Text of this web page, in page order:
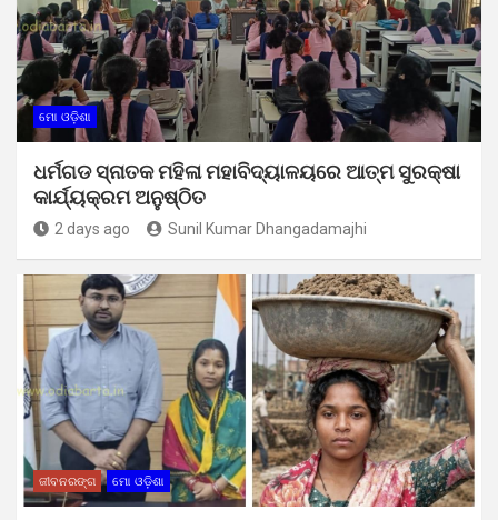
ମୋ ଓଡ଼ିଶା
ଧର୍ମଗଡ ସ୍ନାତକ ମହିଳା ମହାବିଦ୍ୟାଳୟରେ ଆତ୍ମ ସୁରକ୍ଷା
କାର୍ଯ୍ୟକ୍ରମ ଅନୁଷ୍ଠିତ
2 days ago Sunil Kumar Dhangadamajhi
ଜୀବନରଙ୍ଗ ମୋ ଓଡ଼ିଶା